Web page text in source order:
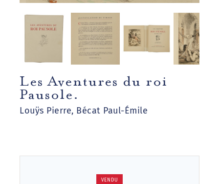
Les Aventures du roi
Pausole.
Louÿs Pierre, Bécat Paul-Émile
VENDU